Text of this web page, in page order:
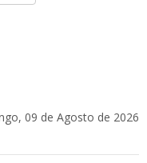
09 de Agosto de 2026